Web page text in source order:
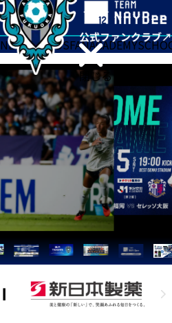
閉じる
NEWSGOODSFANACADEMY